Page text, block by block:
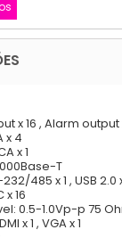
x 16 , Alarm output
x 4
x 1
T
485 x 1 , USB 2.0
16
0.5-1.0Vp-p 75
x 1 , VGA x 1